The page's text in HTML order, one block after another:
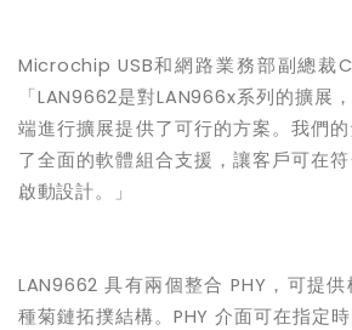
Microchip USB和網路業務部副總裁
「LAN9662是對LAN966x系列的擴展
端進行擴展提供了可行的方案。我們
了全面的軟體組合支援，讓客戶可在
啟動設計。
」
LAN9662具有兩個整合 PHY ，可提
種菊鏈拓撲結構。PHY介面可在指定